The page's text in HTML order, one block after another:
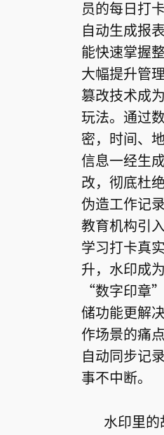
员的每日打
自动生成报
能快速掌握
大幅提升管
篡改技术成
玩法。通过
密，时间、
信息一经生
改，彻底杜
伪造工作记
教育机构引
学习打卡真
升，水印成
“数字印章
储功能更解
作场景的痛
自动同步记
事不中断。
水印里的